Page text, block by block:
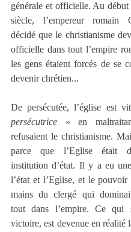
générale et officielle. Au
siècle, l’empereur romain
décidé que le christianisme
officielle dans tout l’empire
les gens étaient forcés de se
devenir chrétien...
persécutrice » en
refusaient le christianisme.
parce que l’Eglise était
institution d’état. Il y a eu
l’état et l’Eglise, et le pouvoir
mains du clergé qui
tout dans l’empire. Ce qui
victoire, est devenue en réalité